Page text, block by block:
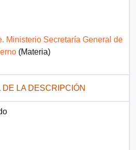
Ministerio Secretaría General de
(Materia)
LA DESCRIPCIÓN